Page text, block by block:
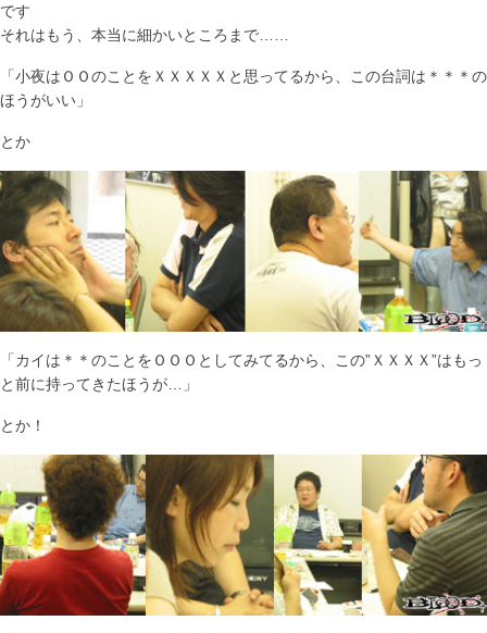
です
それはもう、本当に細かいところまで……
「小夜はＯＯのことをＸＸＸＸＸと思ってるから、この台詞は＊＊＊の
ほうがいい」
とか
「カイは＊＊のことをＯＯＯとしてみてるから、この”ＸＸＸＸ”はもっ
と前に持ってきたほうが…」
とか！